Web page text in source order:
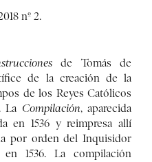
nº 2.
de Tomás de
de la creación de la
de los Reyes Católicos
La Compilación, aparecida
en 1536 y reimpresa allí
por orden del Inquisidor
1536. La compilación